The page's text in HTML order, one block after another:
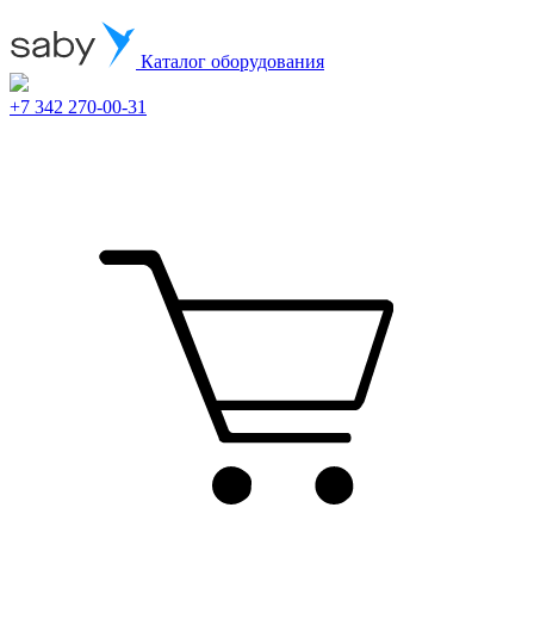
Каталог оборудования
+7 342 270-00-31